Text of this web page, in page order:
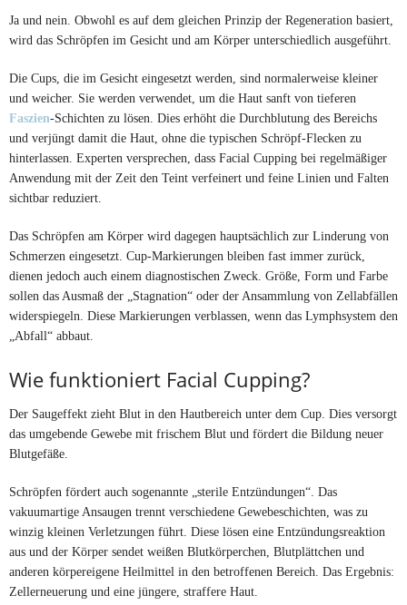
Ja und nein. Obwohl es auf dem gleichen Prinzip der Regeneration basiert,
wird das Schröpfen im Gesicht und am Körper unterschiedlich ausgeführt.
Die Cups, die im Gesicht eingesetzt werden, sind normalerweise kleiner
und weicher. Sie werden verwendet, um die Haut sanft von tieferen
Faszien-Schichten zu lösen. Dies erhöht die Durchblutung des Bereichs
und verjüngt damit die Haut, ohne die typischen Schröpf-Flecken zu
hinterlassen. Experten versprechen, dass Facial Cupping bei regelmäßiger
Anwendung mit der Zeit den Teint verfeinert und feine Linien und Falten
sichtbar reduziert.
Das Schröpfen am Körper wird dagegen hauptsächlich zur Linderung von
Schmerzen eingesetzt. Cup-Markierungen bleiben fast immer zurück,
dienen jedoch auch einem diagnostischen Zweck. Größe, Form und Farbe
sollen das Ausmaß der „Stagnation“ oder der Ansammlung von Zellabfällen
widerspiegeln. Diese Markierungen verblassen, wenn das Lymphsystem den
„Abfall“ abbaut.
Wie funktioniert Facial Cupping?
Der Saugeffekt zieht Blut in den Hautbereich unter dem Cup. Dies versorgt
das umgebende Gewebe mit frischem Blut und fördert die Bildung neuer
Blutgefäße.
Schröpfen fördert auch sogenannte „sterile Entzündungen“. Das
vakuumartige Ansaugen trennt verschiedene Gewebeschichten, was zu
winzig kleinen Verletzungen führt. Diese lösen eine Entzündungsreaktion
aus und der Körper sendet weißen Blutkörperchen, Blutplättchen und
anderen körpereigene Heilmittel in den betroffenen Bereich. Das Ergebnis:
Zellerneuerung und eine jüngere, straffere Haut.